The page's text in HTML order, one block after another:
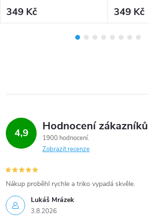
349 Kč 349 Kč
4,9 Hodnocení zákazníků
1900 hodnocení
Zobrazit recenze
Lukáš Mrázek
3.8.2026
Nákup proběhl rychle a triko vypadá skvěle.